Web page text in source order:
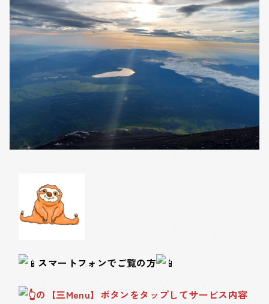
スマートフォンでご覧の方
の【三Menu】ボタンをタップしてサービス内容